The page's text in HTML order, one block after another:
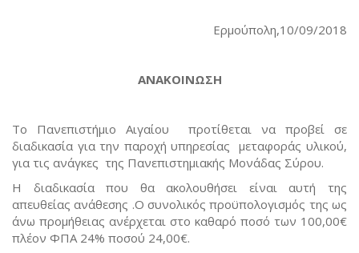
Ερμούπολη,10/09/2018
ΑΝΑΚΟΙΝΩΣΗ
Το Πανεπιστήμιο Αιγαίου προτίθεται να προβεί σε
διαδικασία για την παροχή υπηρεσίας μεταφοράς υλικού,
για τις ανάγκες της Πανεπιστημιακής Μονάδας Σύρου.
Η διαδικασία που θα ακολουθήσει είναι αυτή της
απευθείας ανάθεσης .Ο συνολικός προϋπολογισμός της ως
άνω προμήθειας ανέρχεται στο καθαρό ποσό των 100,00€
πλέον ΦΠΑ 24% ποσού 24,00€.